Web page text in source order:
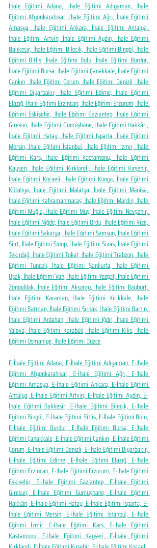
İhale Eğitimi Adana, İhale Eğitimi Adıyaman, İhale
Eğitimi Afyonkarahisar, İhale Eğitimi Ağrı, İhale Eğitimi
Amasya, İhale Eğitimi Ankara, İhale Eğitimi Antalya,
İhale Eğitimi Artvin, İhale Eğitimi Aydın, İhale Eğitimi
Balıkesir, İhale Eğitimi Bilecik, İhale Eğitimi Bingöl, İhale
Eğitimi Bitlis, İhale Eğitimi Bolu, İhale Eğitimi Burdur,
İhale Eğitimi Bursa, İhale Eğitimi Çanakkale, İhale Eğitimi
Çankırı, İhale Eğitimi Çorum, İhale Eğitimi Denizli, İhale
Eğitimi Diyarbakır, İhale Eğitimi Edirne, İhale Eğitimi
Elazığ, İhale Eğitimi Erzincan, İhale Eğitimi Erzurum, İhale
Eğitimi Eskişehir, İhale Eğitimi Gaziantep, İhale Eğitimi
Giresun, İhale Eğitimi Gümüşhane, İhale Eğitimi Hakkâri,
İhale Eğitimi Hatay, İhale Eğitimi Isparta, İhale Eğitimi
Mersin, İhale Eğitimi İstanbul, İhale Eğitimi İzmir, İhale
Eğitimi Kars, İhale Eğitimi Kastamonu, İhale Eğitimi
Kayseri, İhale Eğitimi Kırklareli, İhale Eğitimi Kırşehir,
İhale Eğitimi Kocaeli, İhale Eğitimi Konya, İhale Eğitimi
Kütahya, İhale Eğitimi Malatya, İhale Eğitimi Manisa,
İhale Eğitimi Kahramanmaraş, İhale Eğitimi Mardin, İhale
Eğitimi Muğla, İhale Eğitimi Muş, İhale Eğitimi Nevşehir,
İhale Eğitimi Niğde, İhale Eğitimi Ordu, İhale Eğitimi Rize,
İhale Eğitimi Sakarya, İhale Eğitimi Samsun, İhale Eğitimi
Siirt, İhale Eğitimi Sinop, İhale Eğitimi Sivas, İhale Eğitimi
Tekirdağ, İhale Eğitimi Tokat, İhale Eğitimi Trabzon, İhale
Eğitimi Tunceli, İhale Eğitimi Şanlıurfa, İhale Eğitimi
Uşak, İhale Eğitimi Van, İhale Eğitimi Yozgat, İhale Eğitimi
Zonguldak, İhale Eğitimi Aksaray, İhale Eğitimi Bayburt,
İhale Eğitimi Karaman, İhale Eğitimi Kırıkkale, İhale
Eğitimi Batman, İhale Eğitimi Şırnak, İhale Eğitimi Bartın,
İhale Eğitimi Ardahan, İhale Eğitimi Iğdır, İhale Eğitimi
Yalova, İhale Eğitimi Karabük, İhale Eğitimi Kilis, İhale
Eğitimi Osmaniye, İhale Eğitimi Düzce
E-İhale Eğitimi Adana, E-İhale Eğitimi Adıyaman, E-İhale
Eğitimi Afyonkarahisar, E-İhale Eğitimi Ağrı, E-İhale
Eğitimi Amasya, E-İhale Eğitimi Ankara, E-İhale Eğitimi
Antalya, E-İhale Eğitimi Artvin, E-İhale Eğitimi Aydın, E-
İhale Eğitimi Balıkesir, E-İhale Eğitimi Bilecik, E-İhale
Eğitimi Bingöl, E-İhale Eğitimi Bitlis, E-İhale Eğitimi Bolu,
E-İhale Eğitimi Burdur, E-İhale Eğitimi Bursa, E-İhale
Eğitimi Çanakkale, E-İhale Eğitimi Çankırı, E-İhale Eğitimi
Çorum, E-İhale Eğitimi Denizli, E-İhale Eğitimi Diyarbakır,
E-İhale Eğitimi Edirne, E-İhale Eğitimi Elazığ, E-İhale
Eğitimi Erzincan, E-İhale Eğitimi Erzurum, E-İhale Eğitimi
Eskişehir, E-İhale Eğitimi Gaziantep, E-İhale Eğitimi
Giresun, E-İhale Eğitimi Gümüşhane, E-İhale Eğitimi
Hakkâri, E-İhale Eğitimi Hatay, E-İhale Eğitimi Isparta, E-
İhale Eğitimi Mersin, E-İhale Eğitimi İstanbul, E-İhale
Eğitimi İzmir, E-İhale Eğitimi Kars, E-İhale Eğitimi
Kastamonu, E-İhale Eğitimi Kayseri, E-İhale Eğitimi